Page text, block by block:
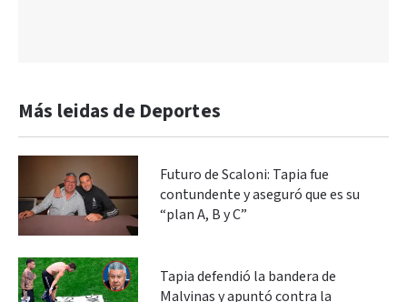
Más leidas de Deportes
Futuro de Scaloni: Tapia fue
contundente y aseguró que es su
“plan A, B y C”
Tapia defendió la bandera de
Malvinas y apuntó contra la